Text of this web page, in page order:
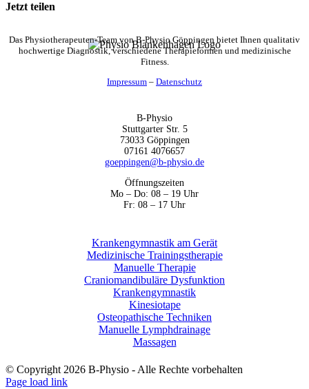
Jetzt teilen
Mail
Das Physiotherapeuten-Team von B-Physio Göppingen bietet Ihnen qualitativ
hochwertige Diagnostik, verschiedene Therapieformen und medizinische
Fitness.
Impressum – Datenschutz
B-Physio
Stuttgarter Str. 5
73033 Göppingen
07161 4076657
goeppingen@b-physio.de
Öffnungszeiten
Mo – Do: 08 – 19 Uhr
Fr: 08 – 17 Uhr
Krankengymnastik am Gerät
Medizinische Trainingstherapie
Manuelle Therapie
Craniomandibuläre Dysfunktion
Krankengymnastik
Kinesiotape
Osteopathische Techniken
Manuelle Lymphdrainage
Massagen
© Copyright2026 B-Physio - Alle Rechte vorbehalten
Facebook
Instagram
Page load link